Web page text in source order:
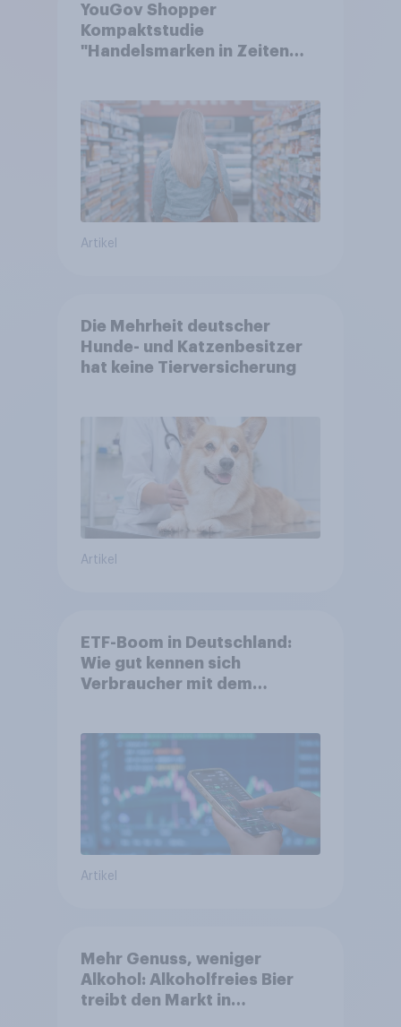
YouGov Shopper
Kompaktstudie
"Handelsmarken in Zeiten
Artikel
Die Mehrheit deutscher
Hunde- und Katzenbesitzer
hat keine Tierversicherung
Artikel
ETF-Boom in Deutschland:
Wie gut kennen sich
Verbraucher mit dem
Artikel
Mehr Genuss, weniger
Alkohol: Alkoholfreies Bier
treibt den Markt in